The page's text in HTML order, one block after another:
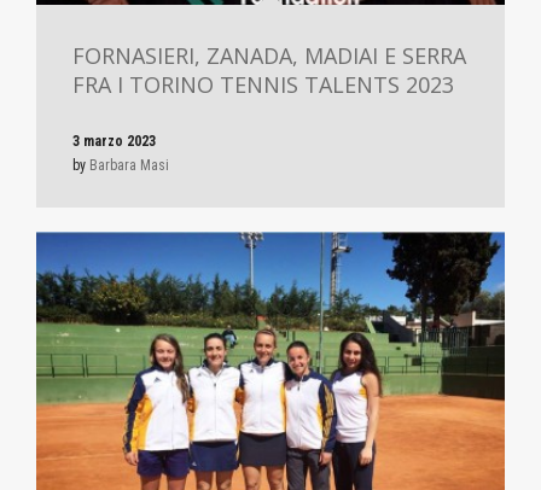
FORNASIERI, ZANADA, MADIAI E SERRA
FRA I TORINO TENNIS TALENTS 2023
3 marzo 2023
by Barbara Masi